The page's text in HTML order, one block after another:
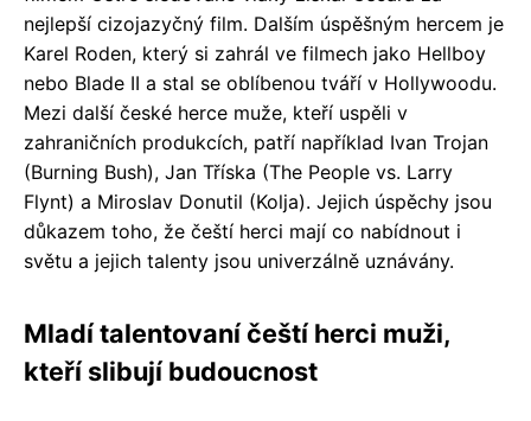
nejlepší cizojazyčný film. Dalším úspěšným hercem je
Karel Roden, který si zahrál ve filmech jako Hellboy
nebo Blade II a stal se oblíbenou tváří v Hollywoodu.
Mezi další české herce muže, kteří uspěli v
zahraničních produkcích, patří například Ivan Trojan
(Burning Bush), Jan Tříska (The People vs. Larry
Flynt) a Miroslav Donutil (Kolja). Jejich úspěchy jsou
důkazem toho, že čeští herci mají co nabídnout i
světu a jejich talenty jsou univerzálně uznávány.
Mladí talentovaní čeští herci muži,
kteří slibují budoucnost